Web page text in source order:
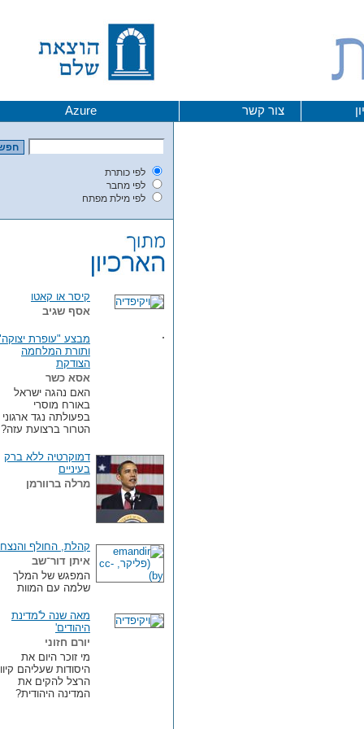
צור קשר Azure
לפי כותרת
לפי מחבר
לפי מילת מפתח
קיסר או קאטו
אסף שגיב
מבצע "עופרת יצוקה"
ותורת המלחמה
הצודקת
אסא כשר
האם נהגה ישראל
באורח מוסרי
בפעולתה נגד ארגוני
הטרור ברצועת עזה?
דמוקרטיה ללא ברק
בעיניים
מרלה ברוורמן
קהלת, החולף והנצחי
איתן דור־שב
המפגש של המלך
שלמה עם המוות
מאה שנה ל'מדינת
היהודים'
יורם חזוני
מי זוכר היום את
היסודות שעליהם קיווה
הרצל להקים את
המדינה היהודית?